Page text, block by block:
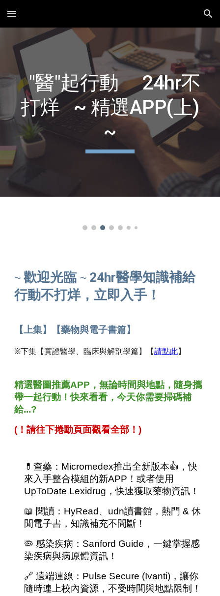
Skip to main content Skip to navigation
"醫"起行動 24hr不
打烊 ~ 精選APP(上)
~
~歡迎光臨 ~ 24hr醫學知識補給
行動不打烊，立即入手！
【上集】
【藥物與電子書篇】
※下集 【實證醫學、臨床與解剖學篇】【請點此】
精選醫圖推薦APP，無論時間與地點， 隨身攜
帶一起行動！快來看看，今天你需要掃碼補
給...?
(！請往下捲動頁面觀看全部 ！)
💊查藥：Micromedex推出全新版本👍，快
來入手整合模組的新APP！或者使用
UpToDate Lexidrug，快速獲取藥物資訊！
📖 閱讀：HyRead、udn讀書館，熱門 & 休
閒電子書，知識補充不間斷！
🦠 感染疾病：Sanford Guide，一鍵掌握感
染疾病與病原體資訊！
🔗 遠端連線：Pulse Secure (Ivanti)，讓你
隨時連上校內資源，不受時間與地點限制！